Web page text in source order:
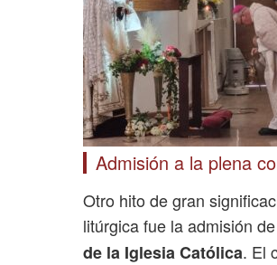
Admisión a la plena
Otro hito de gran
litúrgica fue la admisión
de la Iglesia Católica. El